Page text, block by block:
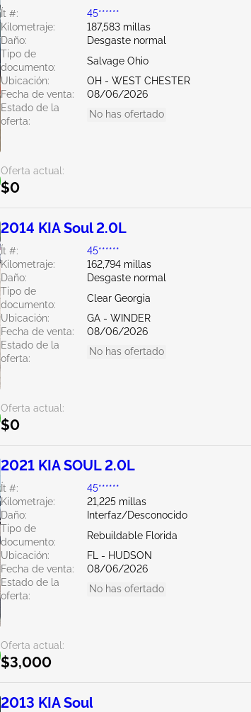
Ít #:
45******
Kilometraje:
187,583 millas
Daño:
Desgaste normal
Tipo de
documento:
Salvage Ohio
Ubicación:
OH - WEST CHESTER
Fecha de venta:
08/06/2026
Estado de la
oferta:
No has ofertado
Oferta actual:
$0
2014 KIA Soul 2.0L
Ít #:
45******
Kilometraje:
162,794 millas
Daño:
Desgaste normal
Tipo de
documento:
Clear Georgia
Ubicación:
GA - WINDER
Fecha de venta:
08/06/2026
Estado de la
oferta:
No has ofertado
Oferta actual:
$0
2021 KIA SOUL 2.0L
Ít #:
45******
Kilometraje:
21,225 millas
Daño:
Interfaz/Desconocido
Tipo de
documento:
Rebuildable Florida
Ubicación:
FL - HUDSON
Fecha de venta:
08/06/2026
Estado de la
oferta:
No has ofertado
Oferta actual:
$3,000
2013 KIA Soul